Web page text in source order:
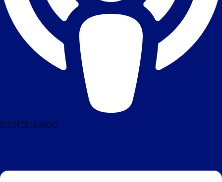
ÉCOUTEZ LA RADIO